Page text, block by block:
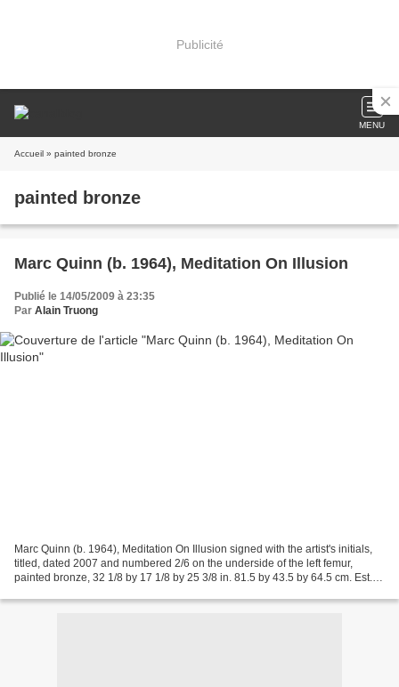
Publicité
MENU
Accueil » painted bronze
painted bronze
Marc Quinn (b. 1964), Meditation On Illusion
Publié le 14/05/2009 à 23:35
Par Alain Truong
Marc Quinn (b. 1964), Meditation On Illusion signed with the artist's initials,
titled, dated 2007 and numbered 2/6 on the underside of the left femur,
painted bronze, 32 1/8 by 17 1/8 by 25 3/8 in. 81.5 by 43.5 by 64.5 cm. Est.